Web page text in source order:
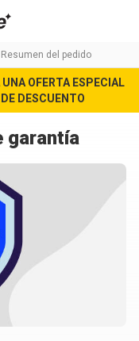
Resumen del pedido
OFERTA ESPECIAL
DESCUENTO
garantía